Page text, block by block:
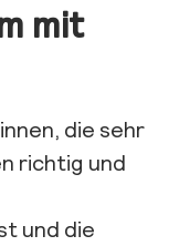
mit
die sehr
richtig und
und die